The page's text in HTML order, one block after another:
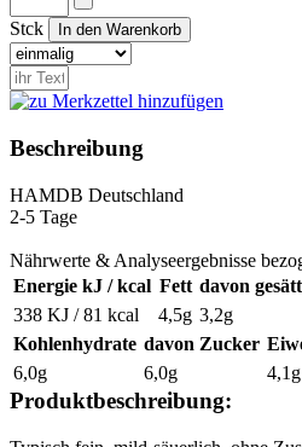
Stck
Beschreibung
HAMDB Deutschland
2-5 Tage
Nährwerte & Analyseergebnisse
Energie kJ / kcal
338 KJ / 81 kcal
Fett
4,5g
davon
3,2g
Kohlenhydrate
6,0g
davon Zucker
6,0g
4,1g
Produktbeschreibung: